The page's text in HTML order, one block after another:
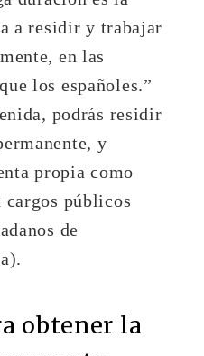
a residir y trabajar
en las
los españoles.”
podrás residir
y
propia como
cargos públicos
de
obtener la